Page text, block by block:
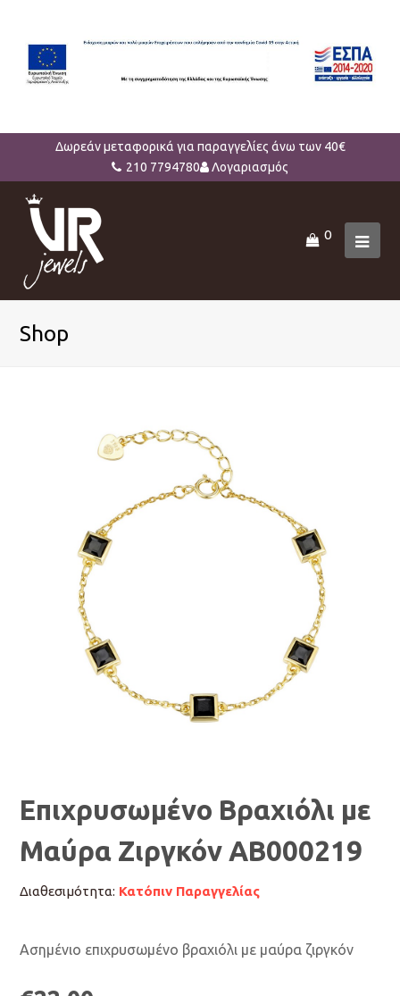
Δωρεάν μεταφορικά για παραγγελίες άνω των 40€
210 7794780
Λογαριασμός
0
Shop
Επιχρυσωμένο Βραχιόλι με
Μαύρα Ζιργκόν ΑΒ000219
Διαθεσιμότητα: Κατόπιν Παραγγελίας
Ασημένιο επιχρυσωμένο βραχιόλι με μαύρα ζιργκόν